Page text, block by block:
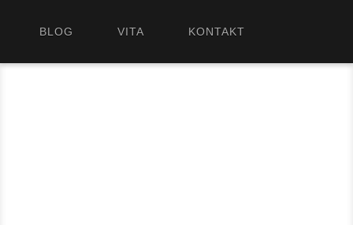
BLOG VITA KONTAKT